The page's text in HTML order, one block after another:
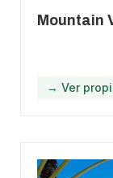
Mountain
→ Ver